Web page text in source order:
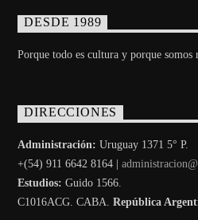
DESDE 1989
Porque todo es cultura y porque somos
DIRECCIONES
Administración: Uruguay 1371 5° P.
+(54) 911 6642 8164 |
Estudios: Guido 1566.
C1016ACG . CABA.República